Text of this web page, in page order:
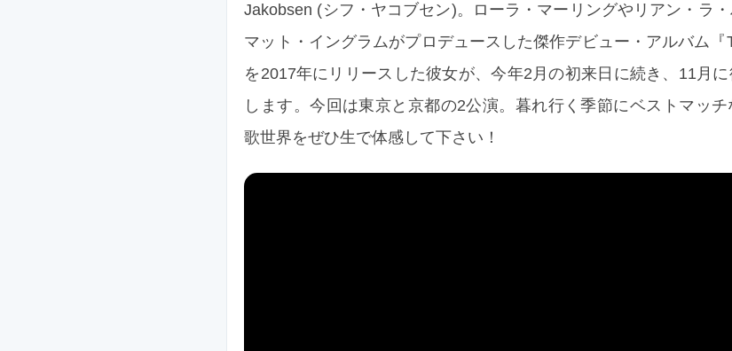
Jakobsen (シフ・ヤコブセン)。ローラ・マーリングやリアン・ラ
マット・イングラムがプロデュースした傑作デビュー・アルバム『
を2017年にリリースした彼女が、今年2月の初来日に続き、11月
します。今回は東京と京都の2公演。暮れ行く季節にベストマッ
歌世界をぜひ生で体感して下さい！